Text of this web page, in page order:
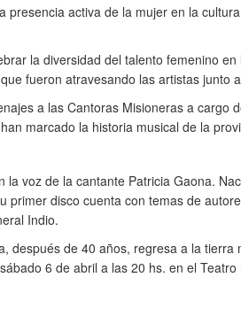
presencia activa de la mujer en la
la diversidad del talento femenino
fueron atravesando las artistas
a las Cantoras Misioneras a
marcado la historia musical de la
voz de la cantante Patricia Gaona.
primer disco cuenta con temas de
Indio.
después de 40 años, regresa a la
6 de abril a las 20 hs. en el